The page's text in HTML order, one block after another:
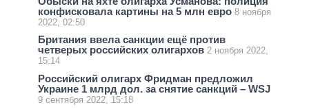
конфисковала картины на 5 млн евро 8 ноября
2022, 02:50
Британия ввела санкции ещё против
четверых российских олигархов 2 ноября 2022,
15:14
Российский олигарх Фридман предложил
Украине 1 млрд дол. за снятие санкций – WSJ
9 сентября 2022, 15:18